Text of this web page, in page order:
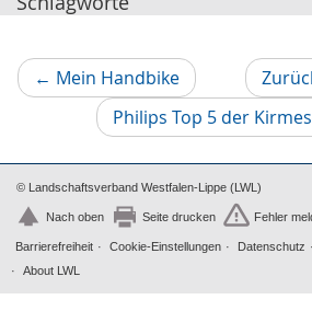
← Mein HandbikeVorheriger
Artikel
Philips Top 5 der
© Landschaftsverband Westfalen-Lippe (LWL)
Nach oben Seite drucken Fehler
Barrierefreiheit Cookie-Einstellungen Datenschutz
About LWL